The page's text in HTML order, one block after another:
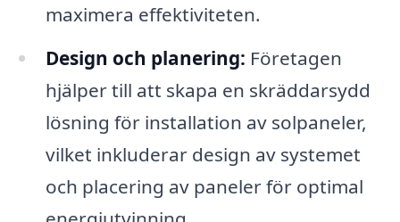
maximera effektiviteten.
Design och planering: Företagen
hjälper till att skapa en skräddarsydd
lösning för installation av solpaneler,
vilket inkluderar design av systemet
och placering av paneler för optimal